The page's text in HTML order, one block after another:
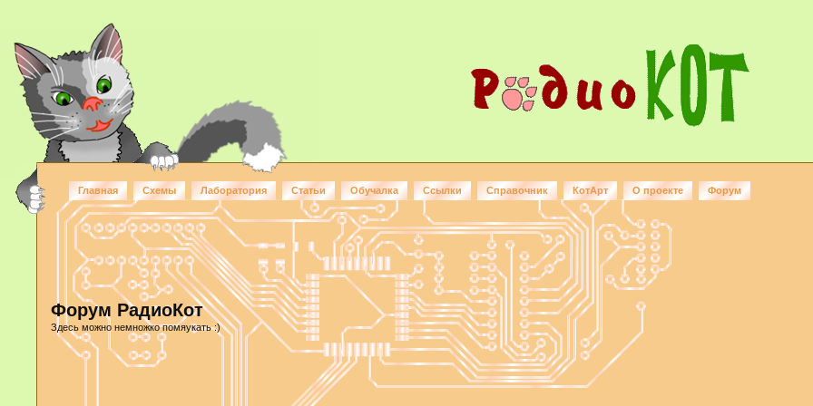
Главная Схемы Лаборатория Статьи Обучалка Ссылки Справочник КотАрт О проекте Форум
Форум РадиоКот
Здесь можно немножко помяукать :)